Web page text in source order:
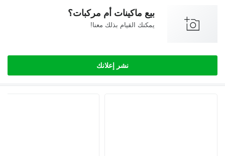
بيع ماكينات أم مركبات؟
يمكنك القيام بذلك معنا!
نشر إعلانك